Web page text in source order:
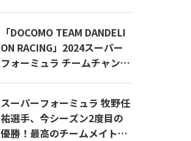
「DOCOMO TEAM DANDELI
ON RACING」2024スーパー
フォーミュラ チームチャンピ
スーパーフォーミュラ 牧野任
祐選手、今シーズン2度目の
優勝！最高のチームメイトで